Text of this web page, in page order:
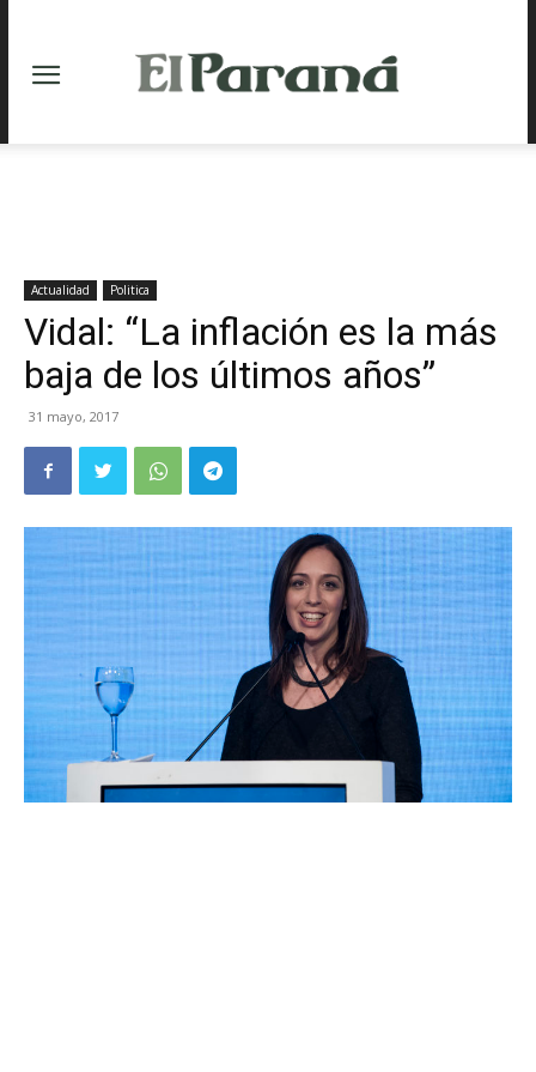
Actualidad Politica
Vidal: “La inflación es la más
baja de los últimos años”
31 mayo, 2017